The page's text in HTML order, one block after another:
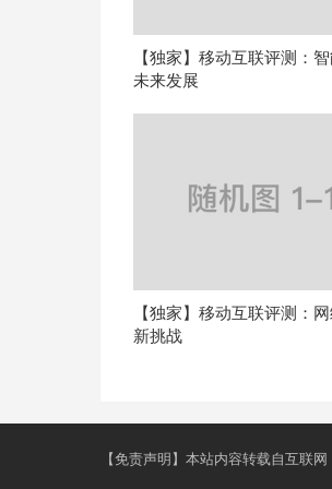
【独家】移动互联评测：
未来发展
【独家】移动互联评测：
新挑战
【免责声明】本站内容转载自互联